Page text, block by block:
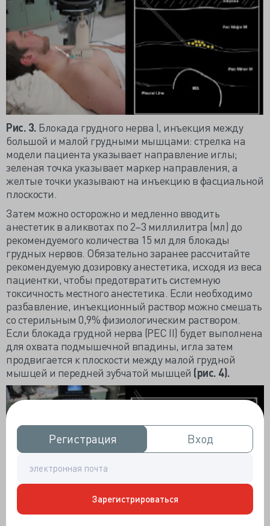
Регистрация
Регистрация Вход
Вход
Зарегистрироваться
Рис. 3. Блокада грудного нерва I, инъекция между
большой и малой грудными мышцами: стрелка на
модели пациента указывает направление иглы;
зеленая точка указывает маркер направления, а
желтые точки указывают на инъекцию в фасциальной
плоскости.
Затем можно осторожно и медленно вводить
анестетик в аликвотах по 2–3 миллилитра (мл) до
рекомендуемого количества 15 мл для блокады
грудных нервов. Обязательно заранее рассчитайте
рекомендуемую дозировку анестетика, исходя из веса
пациентки, чтобы предотвратить системную
токсичность местного анестетика. Если необходимо
разбавление, инъекционный раствор можно смешать
со стерильным 0,9% физиологическим раствором.
Если блокада грудной нерва (РЕС II) будет выполнена
для охвата подмышечной впадины, игла затем
продвигается к плоскости между малой грудной
мышцей и передней зубчатой мышцей (рис. 4).